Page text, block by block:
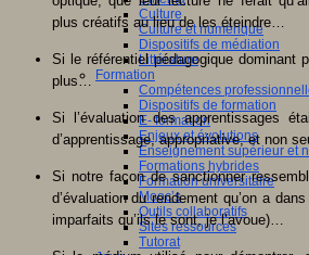
Culture
Culture et numérique
Dispositifs de médiation
Littérature
Formation
Compétences
Dispositifs de formation
E- formation
Enjeux et évolutions
Enseignement supérieur et
Formations hybrides
Formation universitaire
Mooc’s
Outils collaboratifs
Sites ressources
Tutorat
plus créatifs au lieu de les éteindre…
Si le référentiel pédagogique dominant
plus…
Si l’évaluation des apprentissages
d’apprentissage, appropriative, et non
Si notre façon de sanctionner
d’évaluation du rendement qu’on a
imparfaits qu’ils le sont, je l’avoue)…